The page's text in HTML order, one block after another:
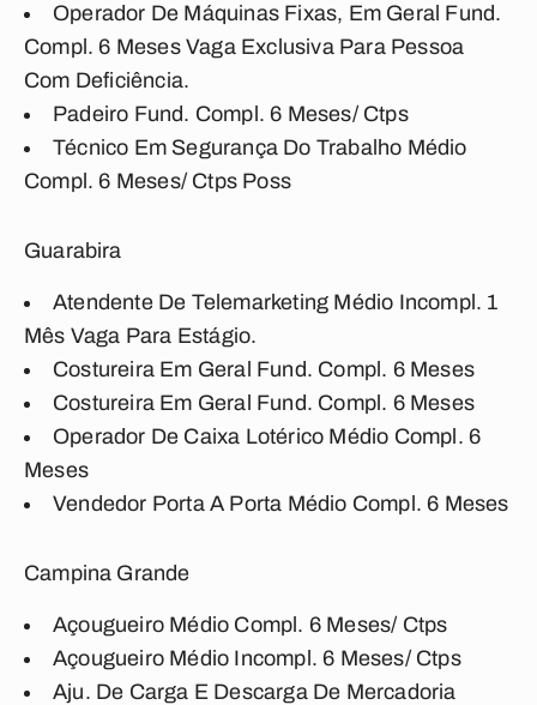
Operador De Máquinas Fixas, Em Geral Fund.
Compl. 6 Meses Vaga Exclusiva Para Pessoa
Com Deficiência.
Padeiro Fund. Compl. 6 Meses/ Ctps
Técnico Em Segurança Do Trabalho Médio
Compl. 6 Meses/ Ctps Poss
Guarabira
Atendente De Telemarketing Médio Incompl. 1
Mês Vaga Para Estágio.
Costureira Em Geral Fund. Compl. 6 Meses
Costureira Em Geral Fund. Compl. 6 Meses
Operador De Caixa Lotérico Médio Compl. 6
Meses
Vendedor Porta A Porta Médio Compl. 6 Meses
Campina Grande
Açougueiro Médio Compl. 6 Meses/ Ctps
Açougueiro Médio Incompl. 6 Meses/ Ctps
Aju. De Carga E Descarga De Mercadoria